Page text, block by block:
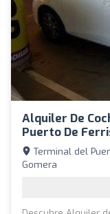
Alquiler De
Puerto De
Terminal del
Gomera